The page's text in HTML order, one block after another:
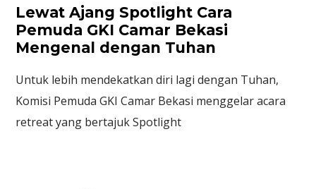
Lewat Ajang Spotlight Cara
Pemuda GKI Camar Bekasi
Mengenal dengan Tuhan
Untuk lebih mendekatkan diri lagi dengan Tuhan,
Komisi Pemuda GKI Camar Bekasi menggelar acara
retreat yang bertajuk Spotlight